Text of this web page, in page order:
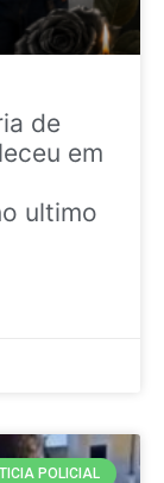
de
em
ultimo
POLICIAL